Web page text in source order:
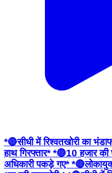
*🔴सीधी में रिश्वतखोरी का
हाथ गिरफ्तार* *🔴10 हजार
अधिकारी पकड़े गए*